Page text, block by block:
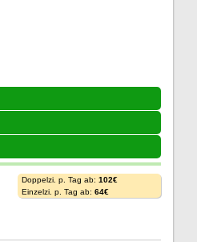
Doppelzi. p. Tag ab: 102€
Einzelzi. p. Tag ab: 64€